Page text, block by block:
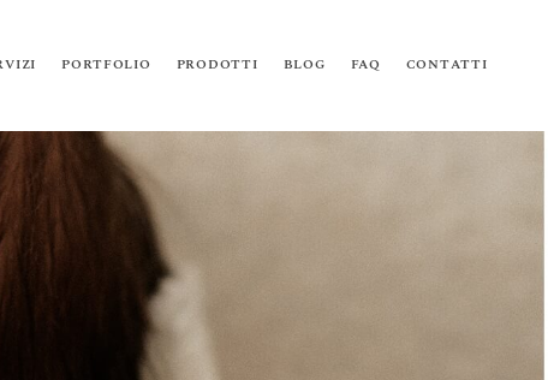
PORTFOLIO PRODOTTI BLOG FAQ CONTATTI